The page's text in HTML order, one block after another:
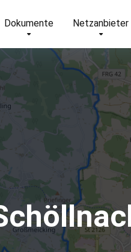
Dokumente Netzanbieter